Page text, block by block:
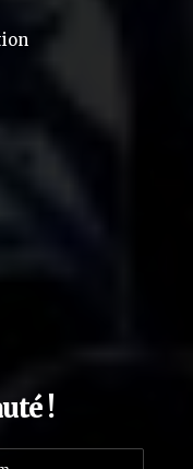
!